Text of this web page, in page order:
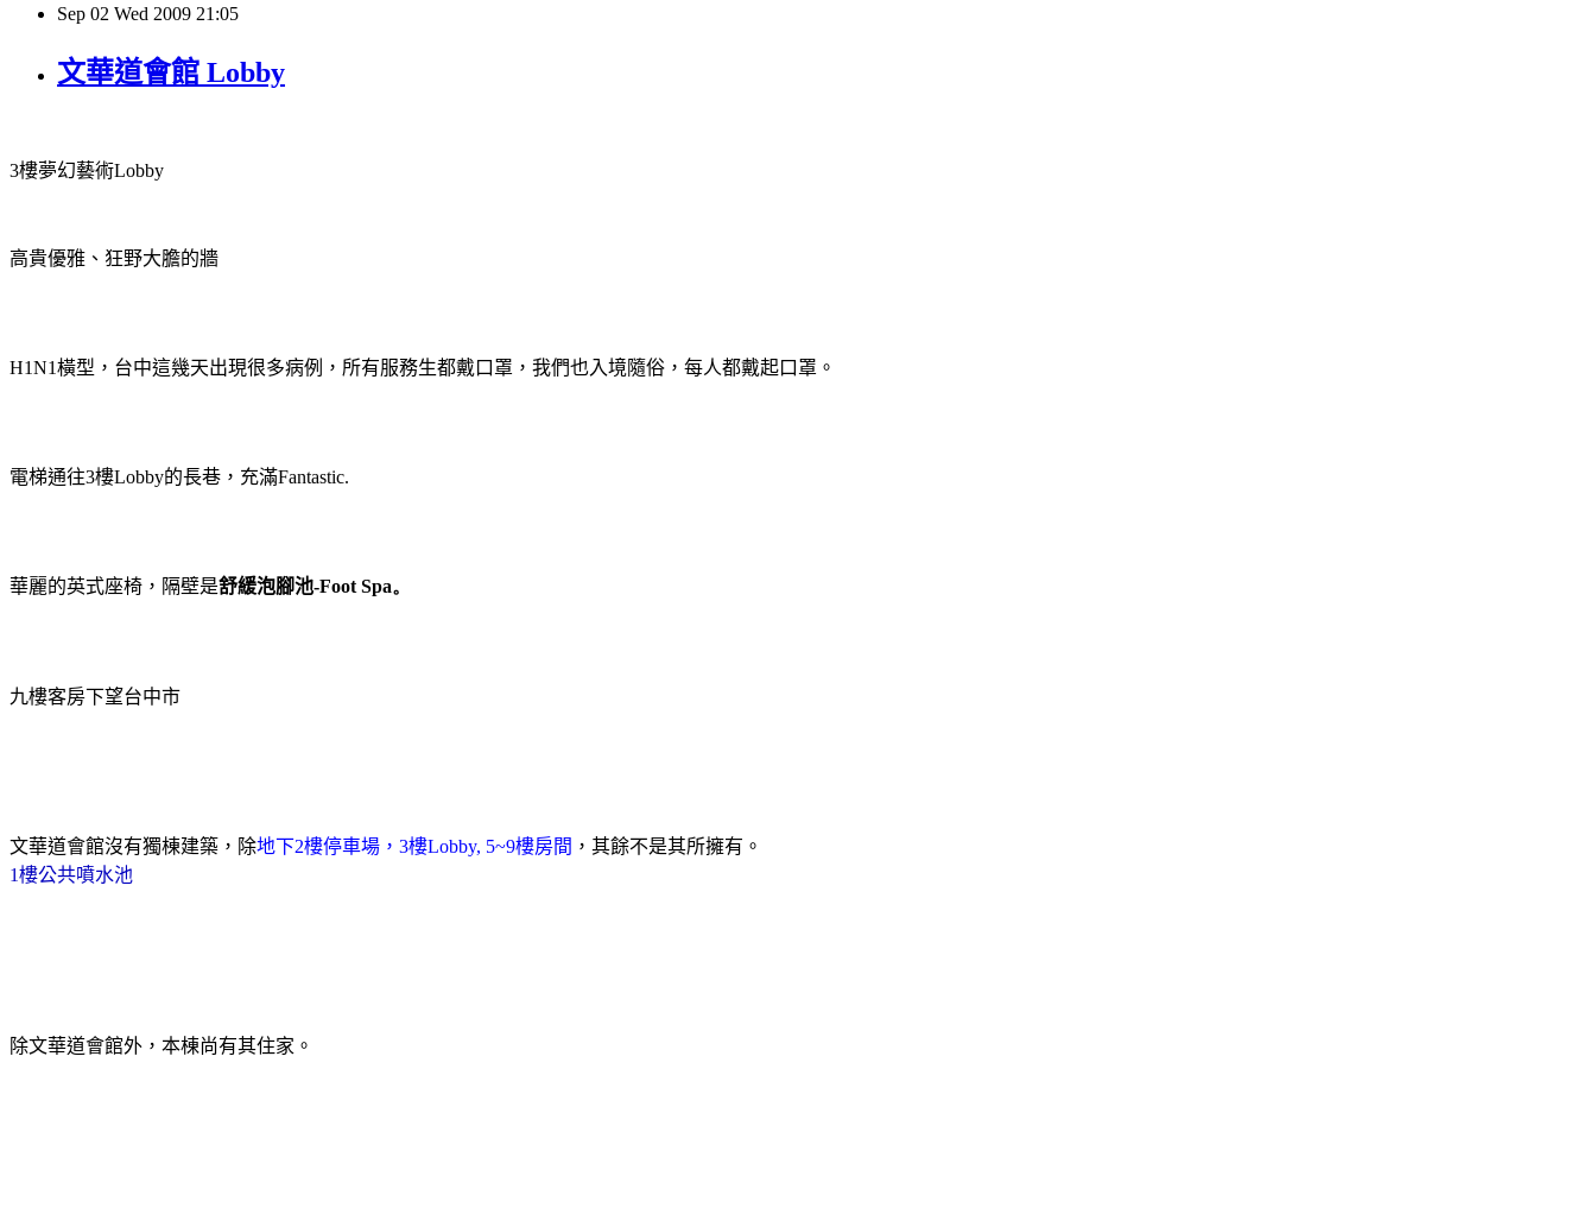
Sep 02 Wed 2009 21:05
文華道會館 Lobby
3樓夢幻藝術Lobby
高貴優雅、狂野大膽的牆
H1N1橫型，台中這幾天出現很多病例，所有服務生都戴口罩，我們也入境隨俗，每人都戴起口罩。
電梯通往3樓Lobby的長巷，充滿Fantastic.
華麗的英式座椅，隔壁是舒緩泡腳池-Foot Spa。
九樓客房下望台中市
文華道會館沒有獨棟建築，除地下2樓停車場， 3樓Lobby, 5~9樓房間 ，其餘不是其所擁有。
1樓公共噴水池
除文華道會館外，本棟尚有其住家。